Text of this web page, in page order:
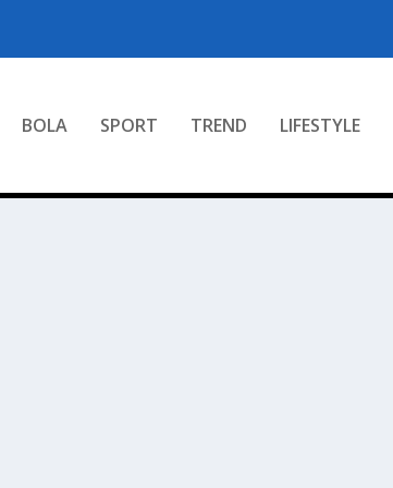
BOLA SPORT TREND LIFESTYLE